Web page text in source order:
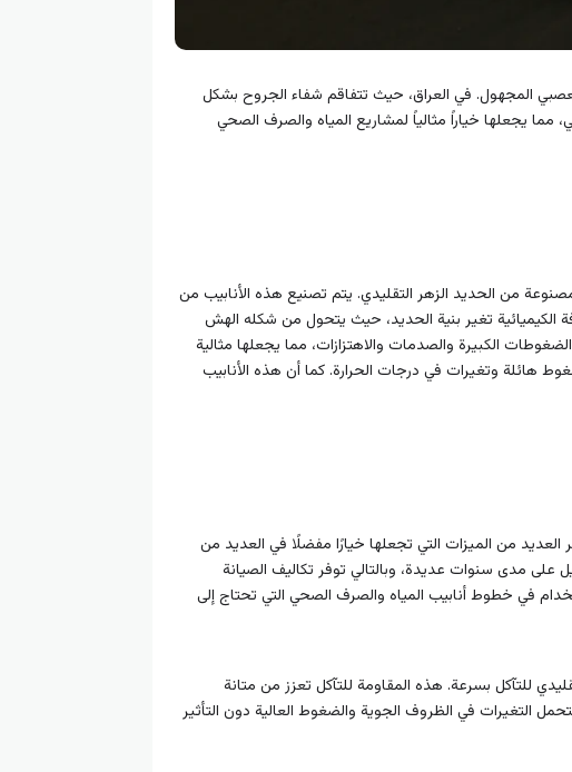
المجهول. في العراق، حيث تتفاقم شفاء الجروح بشكل
مما يجعلها خياراً مثالياً لمشاريع المياه والصرف الصحي
من الحديد الزهر التقليدي. يتم تصنيع هذه الأنابيب من
الكيميائية تغير بنية الحديد، حيث يتحول من شكله الهش
الكبيرة والصدمات والاهتزازات، مما يجعلها مثالية
وتغيرات في درجات الحرارة. كما أن هذه الأنابيب
العديد من الميزات التي تجعلها خيارًا مفضلًا في العديد من
على مدى سنوات عديدة، وبالتالي توفر تكاليف الصيانة
في خطوط أنابيب المياه والصرف الصحي التي تحتاج إلى
للتآكل بسرعة. هذه المقاومة للتآكل تعزز من متانة
التغيرات في الظروف الجوية والضغوط العالية دون التأثير